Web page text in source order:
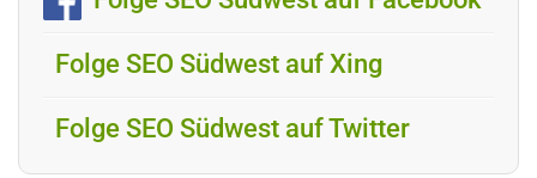
Folge SEO Südwest auf Xing
Folge SEO Südwest auf Twitter